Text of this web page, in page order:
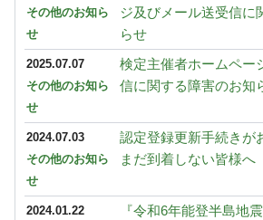
その他のお知ら
せ
ジ及びメール送受信に
らせ
2025.07.07
その他のお知ら
せ
検定主催者ホームペー
信に関する障害のお知
2024.07.03
その他のお知ら
せ
認定登録更新手続きが
まだ到着しない皆様へ
2024.01.22
『令和6年能登半島地